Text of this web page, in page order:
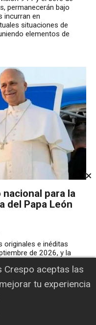
permanecerán bajo
incurran en
situaciones de
elementos de
para la
del Papa León
originales e inéditas
de 2026, y la
Crespo aceptas las
tu experiencia